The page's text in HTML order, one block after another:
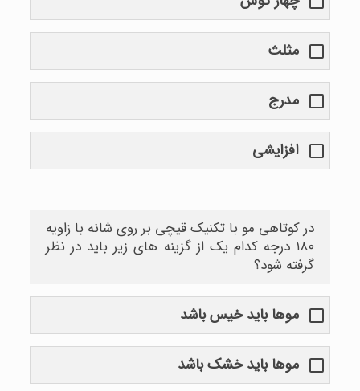
مثلث
مدرج
افزایشی
در کوتاهی مو با تکنیک قیچی بر روی شانه با زاویه
۱۸۰ درجه کدام یک از گزینه های زیر باید در نظر
گرفته شود؟
موها باید خیس باشد
موها باید خشک باشد